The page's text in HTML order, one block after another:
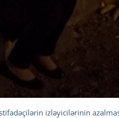
izləyicilərinin